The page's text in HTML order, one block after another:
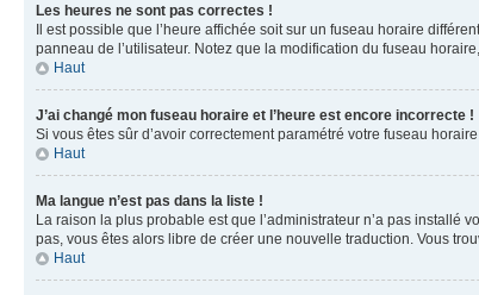
Les heures ne sont pas correctes !
Il est possible que l’heure affichée soit sur un fuseau horaire
panneau de l’utilisateur. Notez que la modification du fuseau
Haut
J’ai changé mon fuseau horaire et l’heure est encore incorrecte !
Si vous êtes sûr d’avoir correctement paramétré votre fuseau
Haut
Ma langue n’est pas dans la liste !
La raison la plus probable est que l’administrateur n’a pas installé
pas, vous êtes alors libre de créer une nouvelle traduction. Vous
Haut